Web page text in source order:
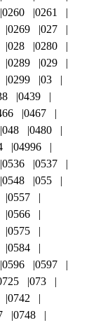
0260
0261
0269
027
028
0280
0289
029
0299
03
0439
0467
048
0480
04996
0536
0537
0548
055
0557
0566
0575
0584
0596
0597
073
0742
0748